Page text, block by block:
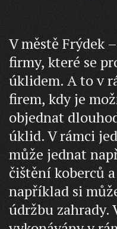
V městě Frýdek
firmy, které se
úklidem. A to v
firem, kdy je
objednat
úklid. V rámci
může jednat
čištění koberců
například si
údržbu zahrady.